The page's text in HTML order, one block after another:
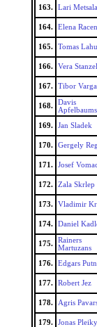
163. Lari Metsala
164. Elena
165. Tomas
166. Vera
167. Tibor Varga
168.
Davis
Apfelbaums
169. Jan Sladek
170. Gergely
171. Josef
172. Zala Skrlep
173. Vladimir
174. Daniel
175.
Rainers
Martuzans
176. Edgars
177. Robert Jez
178. Agris
179. Jonas